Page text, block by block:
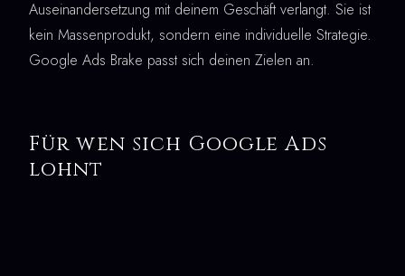
Auseinandersetzung mit deinem Geschäft verlangt. Sie ist
kein Massenprodukt, sondern eine individuelle Strategie.
Google Ads Brake passt sich deinen Zielen an.
Für wen sich Google Ads
lohnt